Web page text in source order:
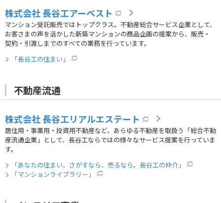
株式会社 長谷工アーベスト
マンション受託販売ではトップクラス。不動産総合サービス企業として、
お客さまの声を活かした新築マンションの商品企画の提案から、販売・
契約・引渡しまでのすべての業務を行っています。
「長谷工の住まい」
不動産流通
株式会社 長谷工リアルエステート
居住用・事業用・投資用不動産など、あらゆる不動産を取扱う「総合不動
産流通企業」として、長谷工ならではの様々なサービス提案を行っていま
す。
「あなたの住まい、さがすなら、売るなら。長谷工の仲介」
「マンションライブラリー」